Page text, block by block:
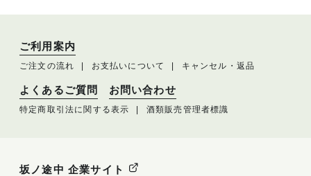
ご利用案内
ご注文の流れ お支払いについて キャンセル・返品
よくあるご質問 お問い合わせ
特定商取引法に関する表示 酒類販売管理者標識
坂ノ途中 企業サイト